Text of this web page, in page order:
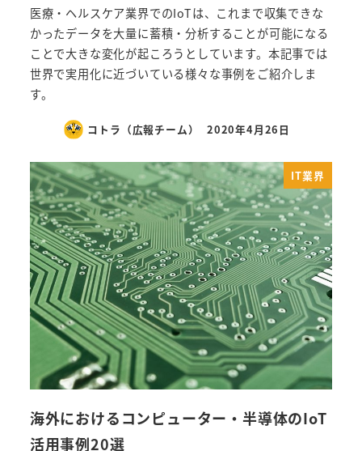
医療・ヘルスケア業界でのIoTは、これまで収集できな
かったデータを大量に蓄積・分析することが可能になる
ことで大きな変化が起ころうとしています。本記事では
世界で実用化に近づいている様々な事例をご紹介しま
す。
コトラ（広報チーム） 2020年4月26日
IT業界
海外におけるコンピューター・半導体のIoT
活用事例20選